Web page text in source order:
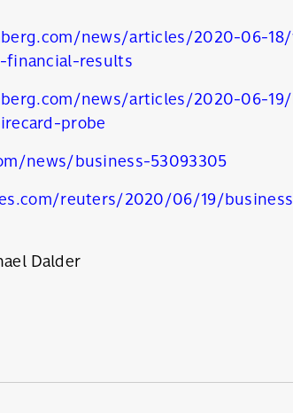
news/articles/2020-06-
results
news/articles/2020-06-
probe
news/business-53093305
reuters/2020/06/19/
Dalder
SHARE TWEET LINE EMAIL